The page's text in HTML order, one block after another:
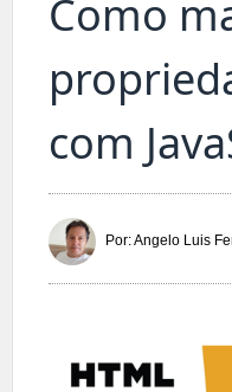
Como
com
Por: Angelo Luis